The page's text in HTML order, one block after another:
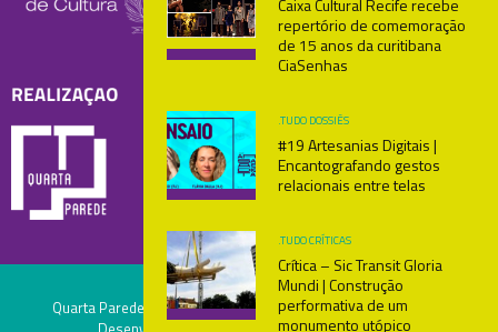
Caixa Cultural Recife recebe
repertório de comemoração
de 15 anos da curitibana
CiaSenhas
.TUDO DOSSIÊS
#19 Artesanias Digitais |
Encantografando gestos
relacionais entre telas
.TUDOCRÍTICAS
Crítica – Sic Transit Gloria
Mundi | Construção
performativa de um
monumento utópico
Quarta Parede - Palco & Plateia. Unidos! Direitos Reservados.